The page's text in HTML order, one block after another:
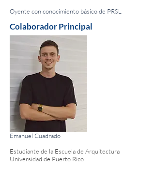
Oyente con conocimiento básico de PRSL
Emanuel Cuadrado
Estudiante de la Escuela de Arquitectura
Universidad de Puerto Rico
Colaborador Principal